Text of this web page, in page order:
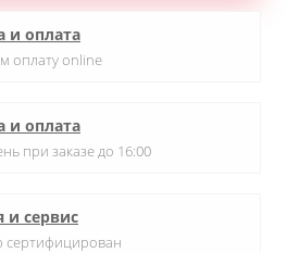
и оплата
оплату online
и оплата
при заказе до 16:00
и сервис
сертифицирован